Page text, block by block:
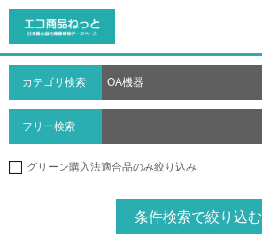
カテゴリ検索
フリー検索
グリーン購入法適合品のみ絞り込み
条件検索で絞り込む